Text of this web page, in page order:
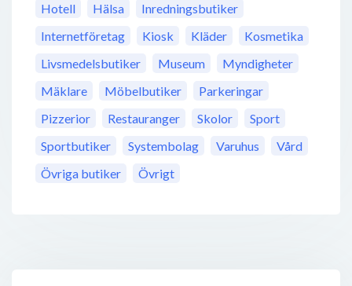
Hotell
Hälsa
Inredningsbutiker
Internetföretag
Kiosk Kläder
Kosmetika
Livsmedelsbutiker
Museum
Myndigheter
Mäklare
Möbelbutiker
Parkeringar
Pizzerior
Restauranger Skolor
Sport
Sportbutiker
Systembolag Varuhus
Vård
Övriga butiker
Övrigt